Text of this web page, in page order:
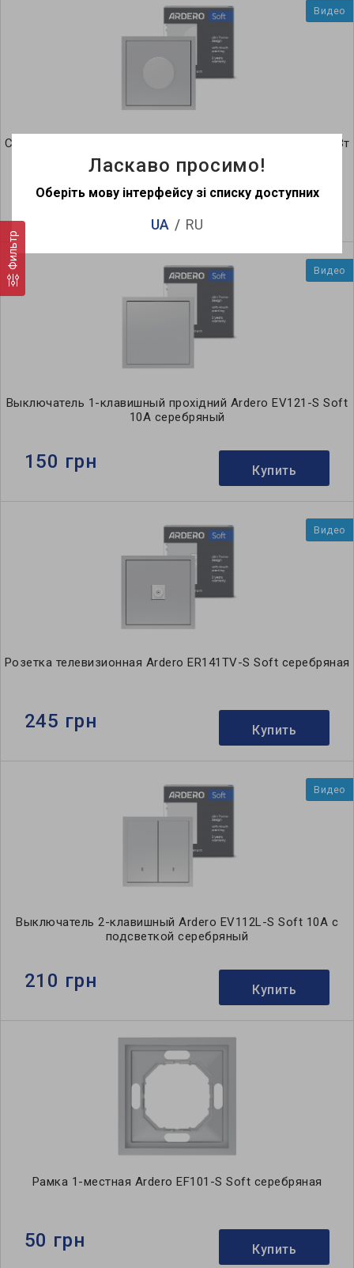
Фильтр
Видео
Светорегулятор поворотный Ardero EV111D-S Soft 5-100Вт
1 385 грн
Видео
Выключатель 1-клавишный прохідний Ardero EV121-S Soft
10А серебряный
150 грн Купить
Видео
Розетка телевизионная Ardero ER141TV-S Soft серебряная
245 грн Купить
Видео
Выключатель 2-клавишный Ardero EV112L-S Soft 10А с
подсветкой серебряный
210 грн Купить
Рамка 1-местная Ardero EF101-S Soft серебряная
50 грн Купить
Ласкаво просимо!
Оберіть мову інтерфейсу зі списку доступних
UA RU